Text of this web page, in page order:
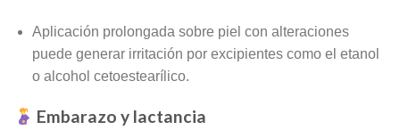
Aplicación prolongada sobre piel con alteraciones
puede generar irritación por excipientes como el etanol
o alcohol cetoestearílico.
Embarazo y lactancia